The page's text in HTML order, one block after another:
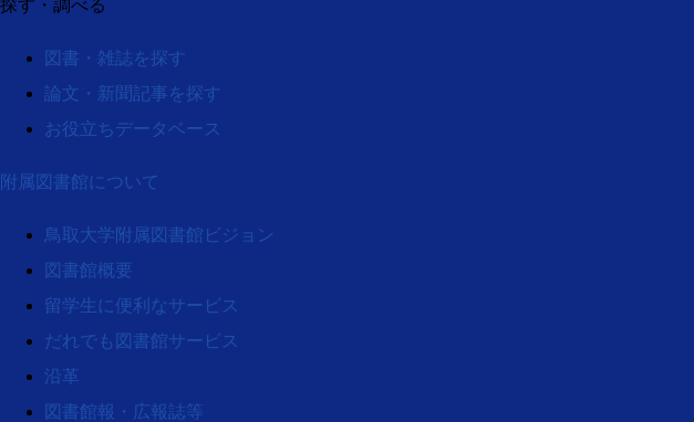
探す・調べる
図書・雑誌を探す
論文・新聞記事を探す
お役立ちデータベース
附属図書館について
鳥取大学附属図書館ビジョン
図書館概要
留学生に便利なサービス
だれでも図書館サービス
沿革
図書館報・広報誌等